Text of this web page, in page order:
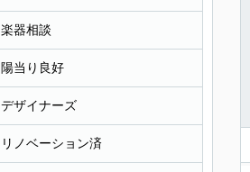
楽器相談
陽当り良好
デザイナーズ
リノベーション済